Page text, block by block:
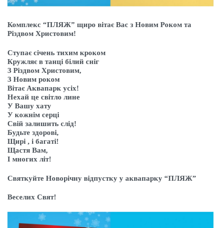
Комплекс “ПЛЯЖ” щиро вітає Вас з Новим Роком та
Різдвом Христовим!
Ступає січень тихим кроком
Кружляє в танці білий сніг
З Різдвом Христовим,
З Новим роком
Вітає Аквапарк усіх!
Нехай це світло лине
У Вашу хату
У кожнім серці
Свій залишить слід!
Будьте здорові,
Щирі , і багаті!
Щастя Вам,
І многих літ!
Святкуйте Новорічну відпустку у аквапарку “ПЛЯЖ”
Веселих Свят!